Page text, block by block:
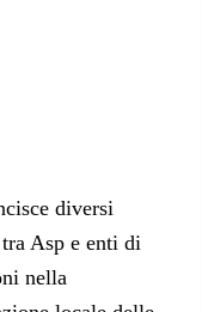
diversi
Asp e enti di
nella